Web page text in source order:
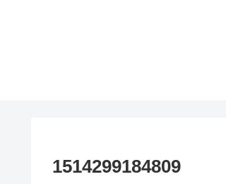
1514299184809